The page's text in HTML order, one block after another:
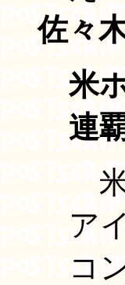
佐々
米
連
米
ア
コ